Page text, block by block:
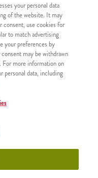
Grande
Chilli Standard+11,99
your personal data
of the website. It may
consent, use cookies for
to match advertising
your preferences by
may be withdrawn
For more information on
personal data, including